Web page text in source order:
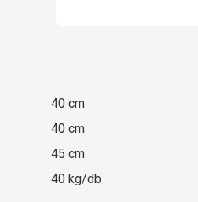
40 cm
40 cm
45 cm
40 kg/db